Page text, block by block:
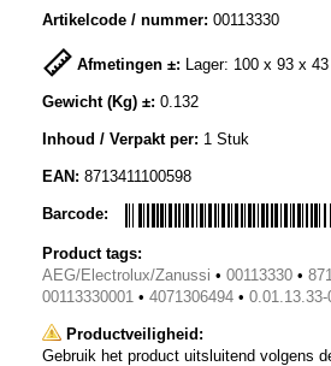
Artikelcode / nummer: 00113330
Afmetingen ±: Lager: 100 x 93 x
Gewicht (Kg) ±: 0.132
Inhoud / Verpakt per: 1 Stuk
EAN: 8713411100598
Barcode:
Product tags:
AEG/Electrolux/Zanussi • 00113330 •
00113330001 • 4071306494 • 0.01.13.33-
Productveiligheid:
Gebruik het product uitsluitend volgens